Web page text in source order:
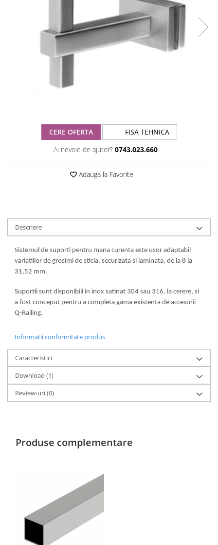
CERE OFERTA
FISA TEHNICA
Ai nevoie de ajutor? 0743.023.660
Adauga la Favorite
Descriere
Sistemul de suporti pentru mana curenta este usor adaptabil
variatiilor de grosimi de sticla, securizata si laminata, de la 8 la
31,52 mm.
Suportii sunt disponibili in inox satinat 304 sau 316, la cerere, si
a fost conceput pentru a completa gama existenta de accesorii
Q-Railing.
Informatii conformitate produs
Caracteristici
Download (1)
Review-uri(0)
Produse complementare